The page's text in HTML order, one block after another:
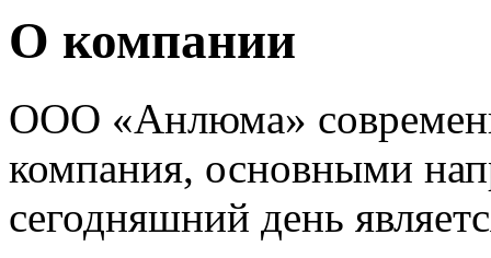
О компании
ООО «Анлюма»
компания, основными
сегодняшний день